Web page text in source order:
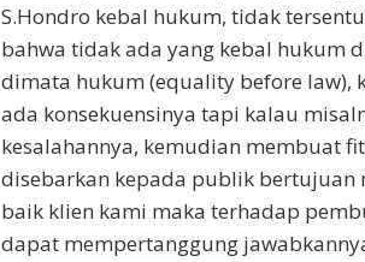
S.Hondro kebal hukum, tidak
bahwa tidak ada yang kebal hukum
dimata hukum (equality before law),
ada konsekuensinya tapi kalau
kesalahannya, kemudian membuat
disebarkan kepada publik bertujuan
baik klien kami maka terhadap
dapat mempertanggung